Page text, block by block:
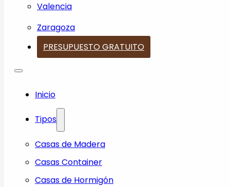
Valencia
Zaragoza
PRESUPUESTO GRATUITO
Inicio
Tipos
Casas de Madera
Casas Container
Casas de Hormigón